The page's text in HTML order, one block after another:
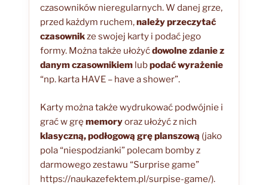
czasowników nieregularnych. W danej grze,
przed każdym ruchem,należy przeczytać
czasownikze swojej karty i podać jego
formy. Można także ułożyćdowolne zdanie z
danym czasownikiemlubpodać wyrażenie
“np. karta HAVE – have a shower”.
Karty można także wydrukować podwójnie i
grać w grę memoryoraz ułożyć z nich
klasyczną, podłogową grę planszową (jako
pola “niespodzianki” polecam bomby z
darmowego zestawu “Surprise game”
https://naukazefektem.pl/surpise-game/).